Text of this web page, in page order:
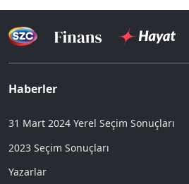
Haberler
31 Mart 2024 Yerel Seçim Sonuçları
2023 Seçim Sonuçları
Yazarlar